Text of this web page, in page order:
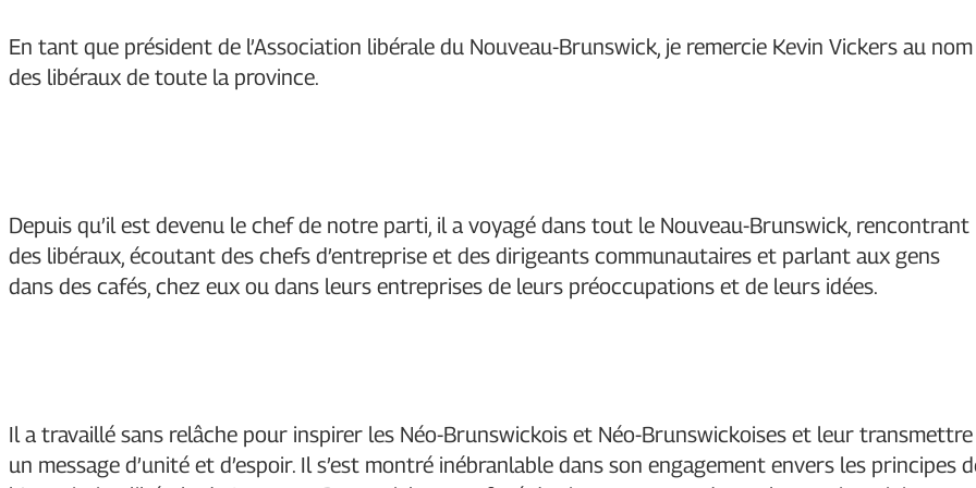
En tant que président de l’Association libérale du Nouveau-Brunswick, je remercie Kevin Vickers au nom
des libéraux de toute la province.
Depuis qu’il est devenu le chef de notre parti, il a voyagé dans tout le Nouveau-Brunswick, rencontrant
des libéraux, écoutant des chefs d’entreprise et des dirigeants communautaires et parlant aux gens
dans des cafés, chez eux ou dans leurs entreprises de leurs préoccupations et de leurs idées.
Il a travaillé sans relâche pour inspirer les Néo-Brunswickois et Néo-Brunswickoises et leur transmettre
un message d’unité et d’espoir. Il s’est montré inébranlable dans son engagement envers les principes